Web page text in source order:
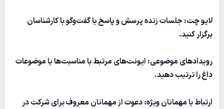
لایو چت: جلسات زنده پرسش و پاسخ یا گفت‌وگو با کارشناسان
برگزار کنید.
رویدادهای موضوعی: ایونت‌های مرتبط با مناسبت‌ها یا موضوعات
داغ را ترتیب دهید.
ارتباط با مهمانان ویژه: دعوت از مهمانان معروف برای شرکت در